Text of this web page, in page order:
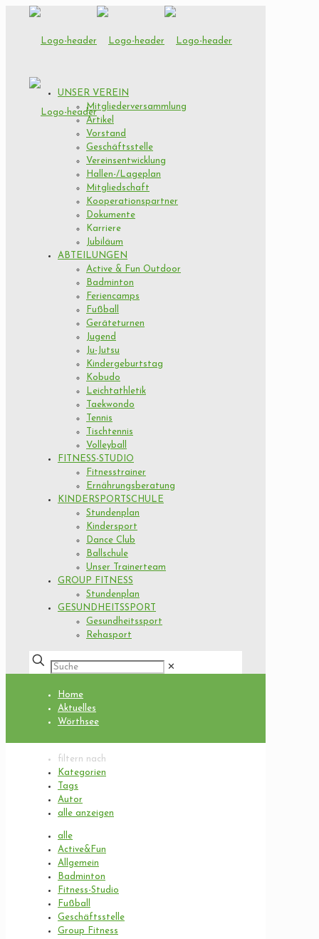
UNSER VEREIN
Mitgliederversammlung
Artikel
Vorstand
Geschäftsstelle
Vereinsentwicklung
Hallen-/Lageplan
Mitgliedschaft
Kooperationspartner
Dokumente
Karriere
Jubiläum
ABTEILUNGEN
Active & Fun Outdoor
Badminton
Feriencamps
Fußball
Geräteturnen
Jugend
Ju-Jutsu
Kindergeburtstag
Kobudo
Leichtathletik
Taekwondo
Tennis
Tischtennis
Volleyball
FITNESS-STUDIO
Fitnesstrainer
Ernährungsberatung
KINDERSPORTSCHULE
Stundenplan
Kindersport
Dance Club
Ballschule
Unser Trainerteam
GROUP FITNESS
Stundenplan
GESUNDHEITSSPORT
Gesundheitssport
Rehasport
✕
Home
Aktuelles
Wörthsee
filtern nach
Kategorien
Tags
Autor
alle anzeigen
alle
Active&Fun
Allgemein
Badminton
Fitness-Studio
Fußball
Geschäftsstelle
Group Fitness